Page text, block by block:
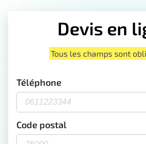
Devis en
Tous les champs sont
Téléphone
Code postal